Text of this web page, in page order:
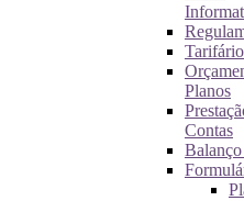
Planos
Contas